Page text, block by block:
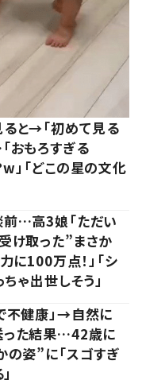
と→「初めて見る
おもろすぎる
」「どこの星の文化
…高3娘「ただい
取った”まさか
に100万点！」「シ
ちゃ出世しそう」
不健康」→自然に
った結果…42歳に
姿”に「スゴすぎ